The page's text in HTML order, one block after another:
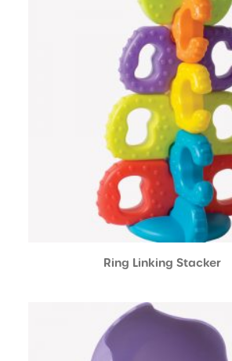
Ring Linking Stacker